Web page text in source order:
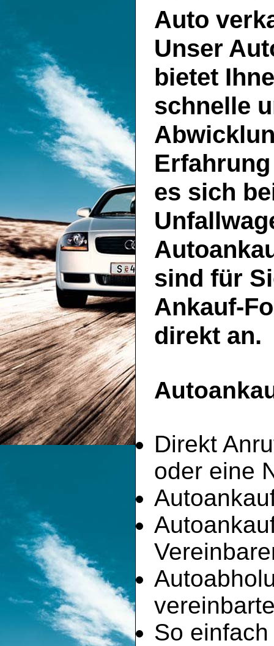
Auto
Unser
bietet
schnelle
es sich
sind für
Ankauf-
direkt an.
Direkt
oder eine
So